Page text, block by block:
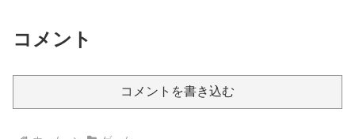
コメント
コメントを書き込む